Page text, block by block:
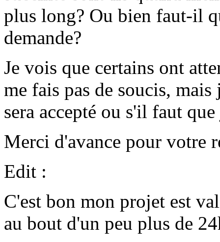
plus long? Ou bien faut-il
demande?
Je vois que certains ont
me fais pas de soucis,
sera accepté ou s'il faut
Merci d'avance pour votre
Edit :
C'est bon mon projet est
au bout d'un peu plus de